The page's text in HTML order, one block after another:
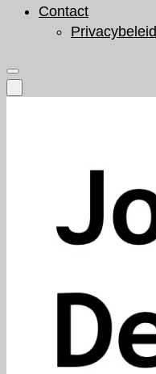
Contact
Privacybeleid